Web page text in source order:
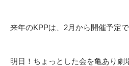
来年のKPPは、2月から開催予定
明日！ちょっとした会を亀あり劇